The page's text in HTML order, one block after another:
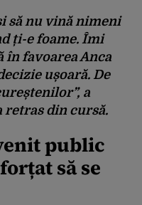
să nu vină nimeni
ți-e foame. Îmi
în favoarea Anca
ușoară. De
a
retras din cursă.
public
să se